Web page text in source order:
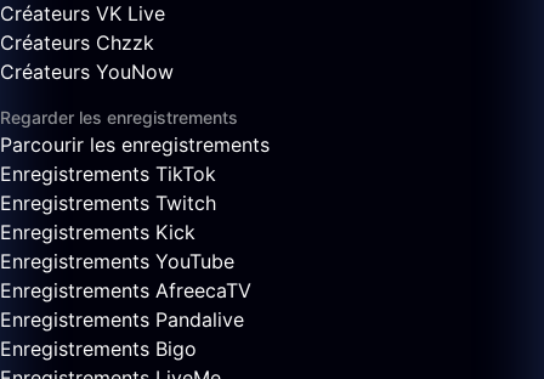
Créateurs VK Live
Créateurs Chzzk
Créateurs YouNow
Regarder les enregistrements
Parcourir les enregistrements
Enregistrements TikTok
Enregistrements Twitch
Enregistrements Kick
Enregistrements YouTube
Enregistrements AfreecaTV
Enregistrements Pandalive
Enregistrements Bigo